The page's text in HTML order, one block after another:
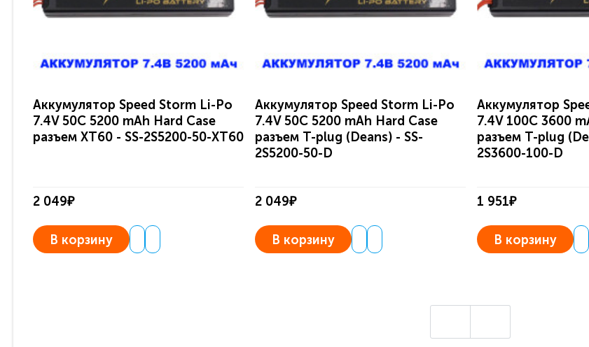
Аккумулятор Speed Storm Li-Po
7.4V 50C 5200 mAh Hard Case
разъем XT60 - SS-2S5200-50-XT60
2 049₽
В корзину
Аккумулятор Speed Storm Li-Po
7.4V 50C 5200 mAh Hard Case
разъем T-plug (Deans) - SS-
2S5200-50-D
2 049₽
В корзину
Аккумулятор
7.4V 100C 3600
разъем T-plug
2S3600-100-D
1 951₽
В корзину